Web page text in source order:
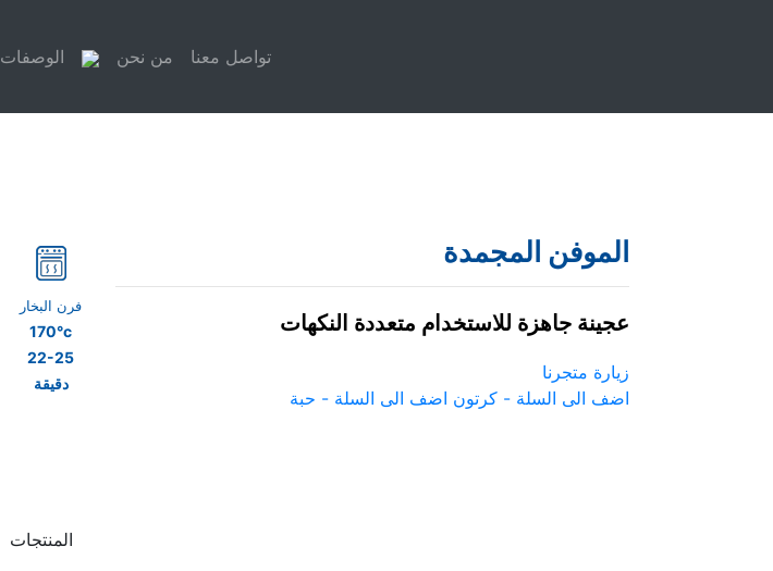
الوصفات من نحن تواصل معنا
فرن البخار
170°c
22-25
دقيقة
الموفن المجمدة
عجينة جاهزة للاستخدام متعددة النكهات
زيارة متجرنا
اضف الى السلة - كرتون اضف الى السلة - حبة
المنتجات